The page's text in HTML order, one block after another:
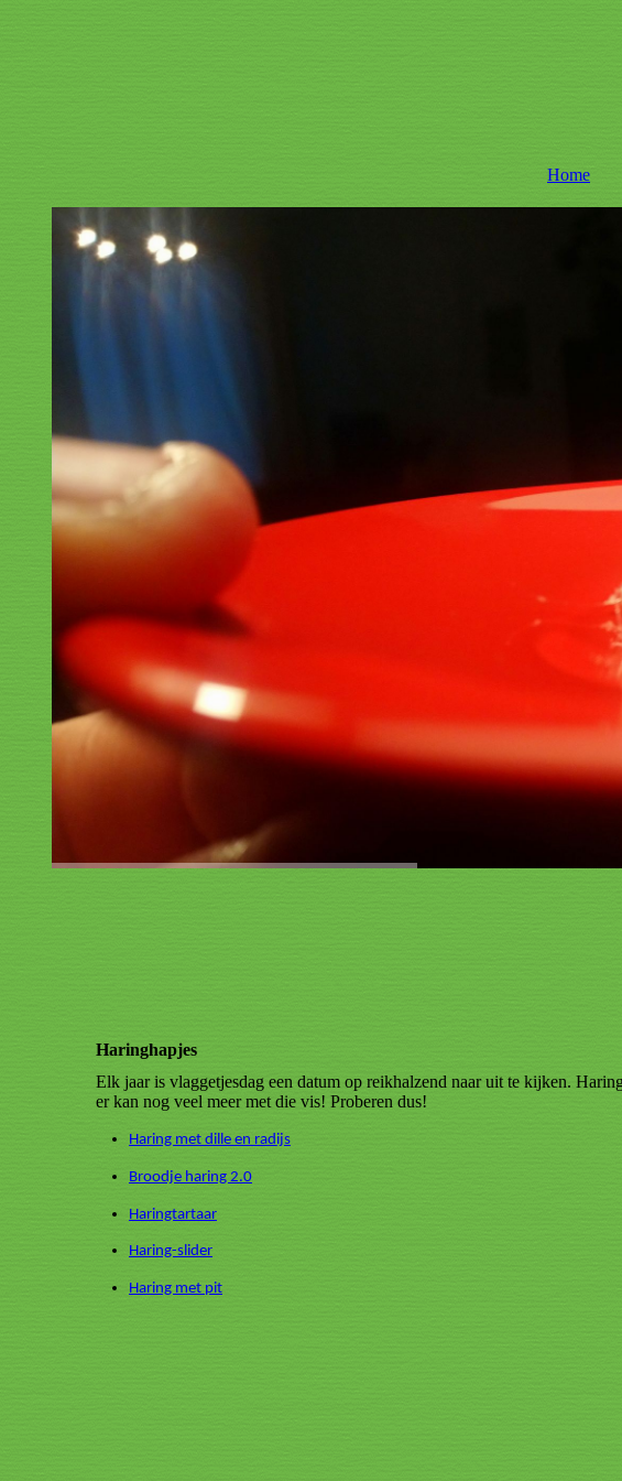
Home
Haringhapjes
Elk jaar is vlaggetjesdag een datum op reikhalzend naar uit te kijken.
er kan nog veel meer met die vis! Proberen dus!
Haring met dille en radijs
Broodje haring 2.0
Haringtartaar
Haring-slider
Haring met pit